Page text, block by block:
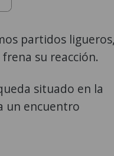
partidos
su reacción.
situado en la
un encuentro